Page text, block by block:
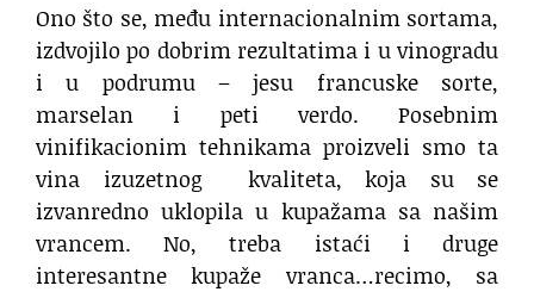
Ono što se, među internacionalnim sortama,
izdvojilo po dobrim rezultatima i u vinogradu
i u podrumu – jesu francuske sorte,
marselan i peti verdo. Posebnim
vinifikacionim tehnikama proizveli smo ta
vina izuzetnog kvaliteta, koja su se
izvanredno uklopila u kupažama sa našim
vrancem. No, treba istaći i druge
interesantne kupaže vranca…recimo, sa